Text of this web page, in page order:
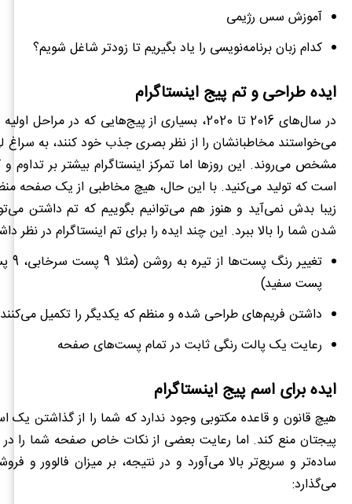
آموزش سس‌ رژیمی
کدام زبان برنامه‌نویسی را یاد بگیریم تا زودتر شاغل شویم؟
ایده طراحی و تم پیج اینستاگرام
در سال‌های 2016 تا 2020، بسیاری از پیج‌هایی که در
می‌خواستند مخاطبانشان را از نظر بصری جذب خود کنند، به
مشخص می‌روند. این روزها اما تمرکز اینستاگرام بیشتر بر تداوم
است که تولید می‌کنید. با این حال، هیچ مخاطبی از یک صفحه
زیبا بدش نمی‌آید و هنوز هم می‌توانیم بگوییم که تم داشتن می
شدن شما را بالا ببرد. این چند ایده را برای تم اینستاگرام در نظر
پست سفید)
داشتن فریم‌های طراحی شده و منظم که یکدیگر را تکمیل می‌کنند
رعایت یک پالت رنگی ثابت در تمام پست‌های صفحه
ایده برای اسم پیج اینستاگرام
هیچ قانون و قاعده مکتوبی وجود ندارد که شما را از گذاشتن
پیجتان منع کند. اما رعایت بعضی از نکات خاص صفحه شما را در
ساده‌تر و سریع‌تر بالا می‌آورد و در نتیجه، بر میزان فالوور و
می‌گذارد: